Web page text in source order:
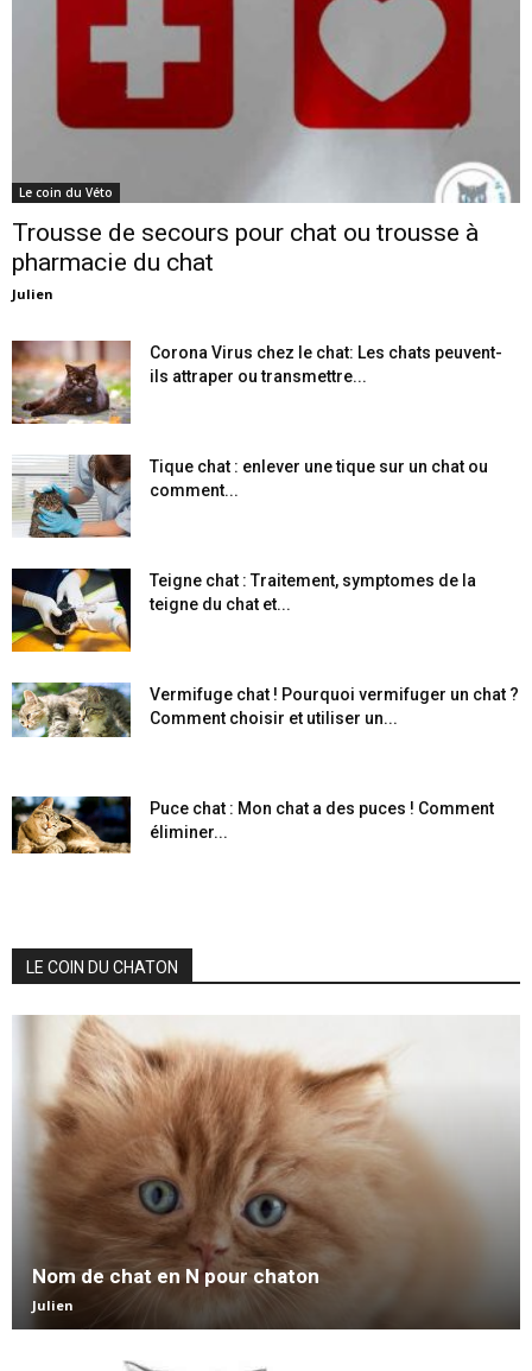
Le coin du Véto
Trousse de secours pour chat ou trousse à
pharmacie du chat
Julien
Corona Virus chez le chat: Les chats peuvent-
ils attraper ou transmettre...
Tique chat : enlever une tique sur un chat ou
comment...
Teigne chat : Traitement, symptomes de la
teigne du chat et...
Vermifuge chat ! Pourquoi vermifuger un chat ?
Comment choisir et utiliser un...
Puce chat : Mon chat a des puces ! Comment
éliminer...
LE COIN DU CHATON
Nom de chat en N pour chaton
Julien